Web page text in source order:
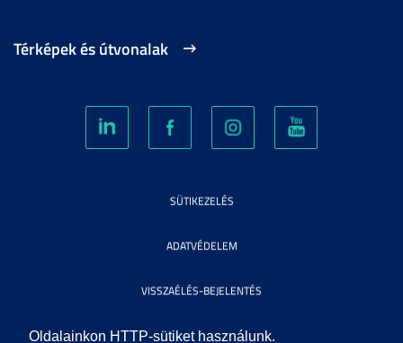
Oldalainkon HTTP-sütiket használunk.
Térképek és útvonalak
SÜTIKEZELÉS
ADATVÉDELEM
VISSZAÉLÉS-BEJELENTÉS
KÖZÉRDEKŰ ADATOK